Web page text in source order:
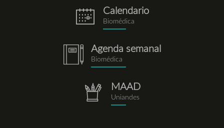
eventos.png
Calendario
Biomédica
notebook.png
Agenda semanal
Biomédica
repositorio.png
MAAD
Uniandes